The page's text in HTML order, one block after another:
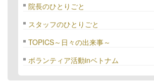
院長のひとりごと
スタッフのひとりごと
TOPICS～日々の出来事～
ボランティア活動inベトナム